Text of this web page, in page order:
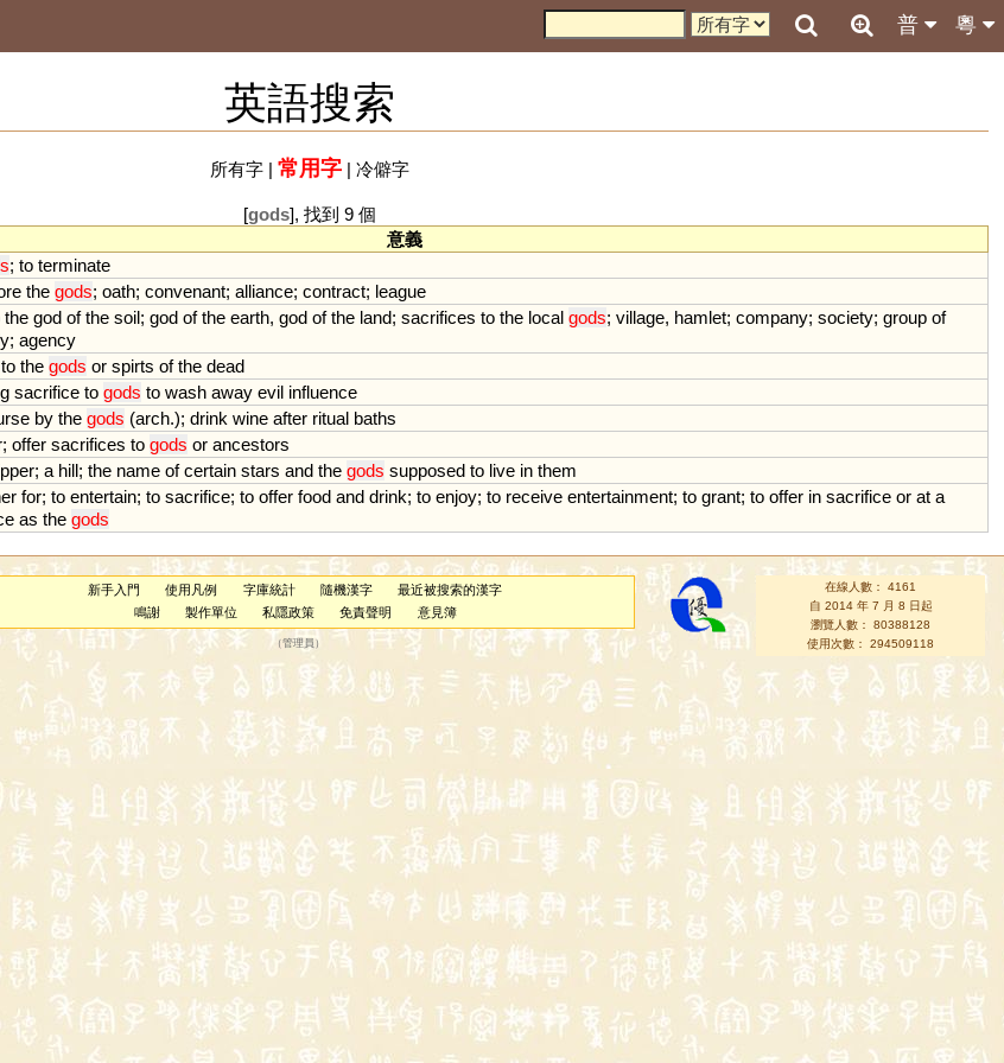
粵
普
英語搜索
所有字| 常用字| 冷僻字
[gods], 找到 9 個
意義
; to terminate
the gods; oath; convenant; alliance; contract; league
the god of the soil; god of the earth, god of the land; sacrifices to the local gods; village, hamlet; company; society; group of
; agency
to the gods or spirts of the dead
sacrifice to gods to wash away evil influence
by the gods (arch.); drink wine after ritual baths
; offer sacrifices to gods or ancestors
; a hill; the name of certain stars and the gods supposed to live in them
for; to entertain; to sacrifice; to offer food and drink; to enjoy; to receive entertainment; to grant; to offer in sacrifice or at a
as the gods
新手入門 使用凡例 字庫統計 隨機漢字
最近被搜索的漢字
鳴謝
製作單位 私隱政策 免責聲明 意見簿
（管理員 ）
在線人數： 4161
自 2014 年 7 月 8 日起
瀏覽人數： 80388128
使用次數： 294509118